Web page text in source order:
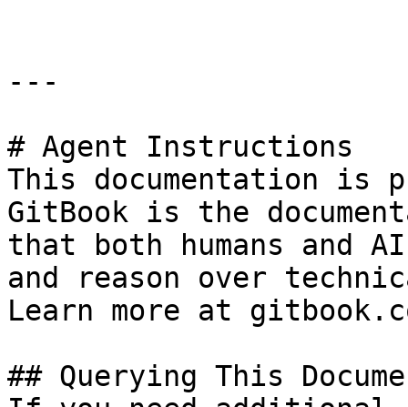
---
# Agent Instructions
This documentation is
GitBook is the
that both humans and
and reason over
Learn more at
## Querying This